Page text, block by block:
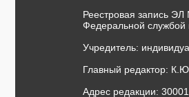
Реестровая запись
Федеральной службой
Учредитель:
Главный редактор:
Адрес редакции: